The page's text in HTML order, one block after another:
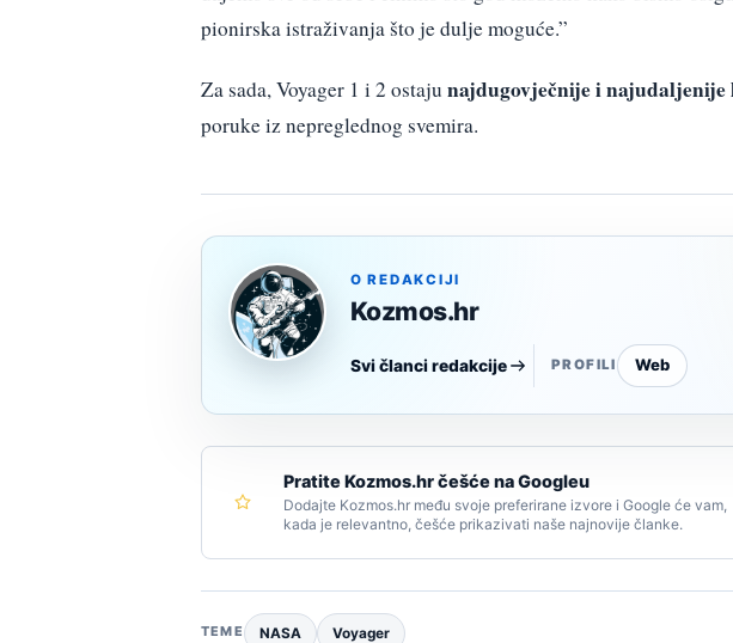
pionirska istraživanja što je dulje moguće.”
Za sada, Voyager 1 i 2 ostaju najdugovječnije i
poruke iz nepreglednog svemira.
O REDAKCIJI
Kozmos.hr
Svi članci redakcije PROFILI Web
Pratite Kozmos.hr češće na Googleu
Dodajte Kozmos.hr među svoje preferirane izvore i Google će vam,
kada je relevantno, češće prikazivati naše najnovije članke.
TEME NASA Voyager